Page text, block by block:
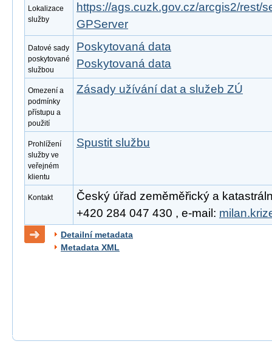
Lokalizace
služby
https://ags.cuzk.gov.cz/arcgis2/rest/
GPServer
Datové sady
poskytované
službou
Poskytovaná data
Poskytovaná data
Omezení a
podmínky
přístupu a
použití
Zásady užívání dat a služeb ZÚ
Prohlížení
služby ve
veřejném
klientu
Spustit službu
Kontakt
Český úřad zeměměřický a
+420 284 047 430 , e-mail:
Detailní metadata
Metadata XML